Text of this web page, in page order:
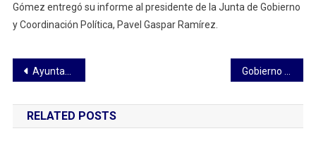
Gómez entregó su informe al presidente de la Junta de Gobierno
y Coordinación Política, Pavel Gaspar Ramírez.
Navegación
de
entradas
Ayuntamiento de Yauhquemehcan y SSC realizan programa ‘Reconecta con la Paz’ para prevenir reincidencia delictiva en jóvenes
RELATED POSTS